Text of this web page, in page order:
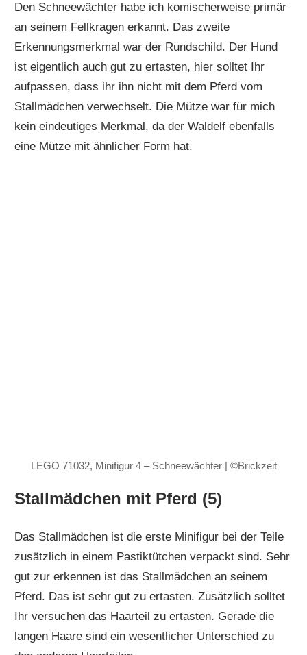
Den Schneewächter habe ich komischerweise primär
an seinem Fellkragen erkannt. Das zweite
Erkennungsmerkmal war der Rundschild. Der Hund
ist eigentlich auch gut zu ertasten, hier solltet Ihr
aufpassen, dass ihr ihn nicht mit dem Pferd vom
Stallmädchen verwechselt. Die Mütze war für mich
kein eindeutiges Merkmal, da der Waldelf ebenfalls
eine Mütze mit ähnlicher Form hat.
LEGO 71032, Minifigur 4 – Schneewächter | ©Brickzeit
Stallmädchen mit Pferd (5)
Das Stallmädchen ist die erste Minifigur bei der Teile
zusätzlich in einem Pastiktütchen verpackt sind. Sehr
gut zur erkennen ist das Stallmädchen an seinem
Pferd. Das ist sehr gut zu ertasten. Zusätzlich solltet
Ihr versuchen das Haarteil zu ertasten. Gerade die
langen Haare sind ein wesentlicher Unterschied zu